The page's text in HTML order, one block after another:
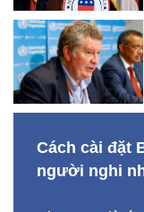
Cách cài đặt
người nghi